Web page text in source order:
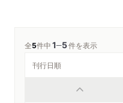
全5件中1─5件を表示